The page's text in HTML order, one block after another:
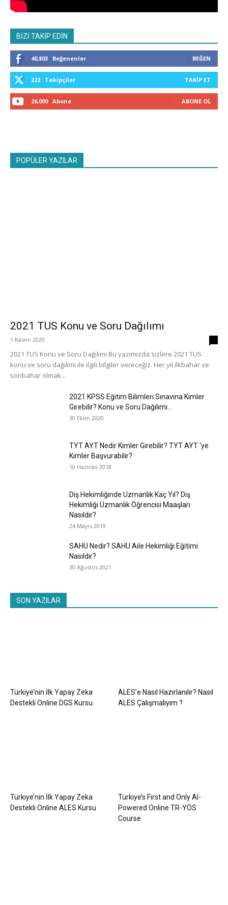
BİZİ TAKİP EDİN
40,803 Beğenenler BEĞEN
222 Takipçiler TAKIP ET
26,000 Abone ABONE OL
POPÜLER YAZILAR
2021 TUS Konu ve Soru Dağılımı
1 Kasım 2020
2021 TUS Konu ve Soru Dağılımı Bu yazımızda sizlere 2021 TUS
konu ve soru dağılımı ile ilgili bilgiler vereceğiz. Her yıl ilkbahar ve
sonbahar olmak...
2021 KPSS Eğitim Bilimleri Sınavına Kimler
Girebilir? Konu ve Soru Dağılımı...
30 Ekim 2020
TYT AYT Nedir Kimler Girebilir? TYT AYT ‘ye
Kimler Başvurabilir?
10 Haziran 2018
Diş Hekimliğinde Uzmanlık Kaç Yıl? Diş
Hekimliği Uzmanlık Öğrencisi Maaşları
Nasıldır?
24 Mayıs 2019
SAHU Nedir? SAHU Aile Hekimliği Eğitimi
Nasıldır?
30 Ağustos 2021
SON YAZILAR
Türkiye’nin İlk Yapay Zeka
Destekli Online DGS Kursu
ALES’e Nasıl Hazırlanılır? Nasıl
ALES Çalışmalıyım ?
Türkiye’nin İlk Yapay Zeka
Destekli Online ALES Kursu
Türkiye’s First and Only AI-
Powered Online TR-YÖS
Course